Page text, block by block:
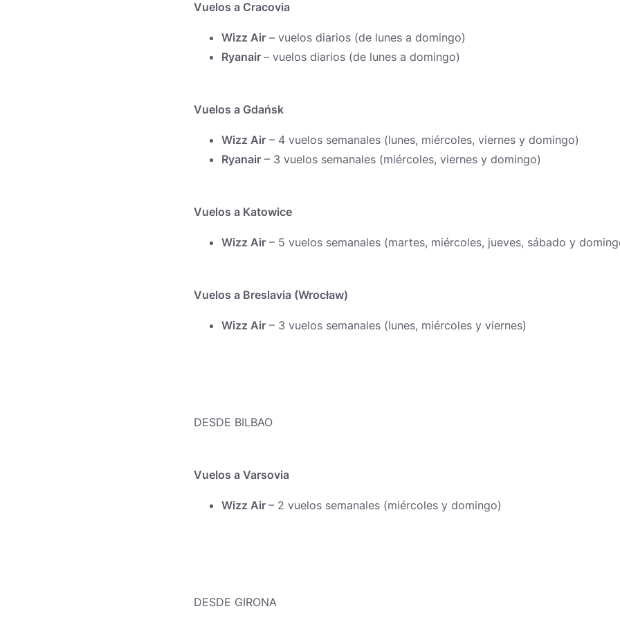
Vuelos a Cracovia
Wizz Air – vuelos diarios (de lunes a domingo)
Ryanair – vuelos diarios (de lunes a domingo)
Vuelos a Gdańsk
Wizz Air – 4 vuelos semanales (lunes, miércoles, viernes y domingo)
Ryanair – 3 vuelos semanales (miércoles, viernes y domingo)
Vuelos a Katowice
Wizz Air – 5 vuelos semanales (martes, miércoles, jueves, sábado y
Vuelos a Breslavia (Wrocław)
Wizz Air – 3 vuelos semanales (lunes, miércoles y viernes)
DESDE BILBAO
Vuelos a Varsovia
Wizz Air – 2 vuelos semanales (miércoles y domingo)
DESDE GIRONA